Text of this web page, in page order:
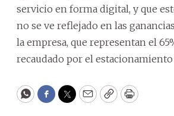
servicio en forma digital, y que
no se ve reflejado en las
la empresa, que representan el
recaudado por el
WhatsApp
Facebook
Twitter
EmailCopyPrint